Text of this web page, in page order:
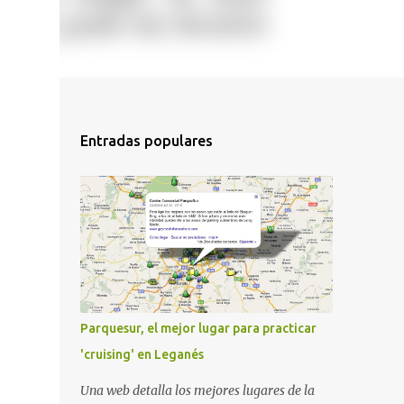
Entradas populares
Parquesur, el mejor lugar para practicar
'cruising' en Leganés
Una web detalla los mejores lugares de la